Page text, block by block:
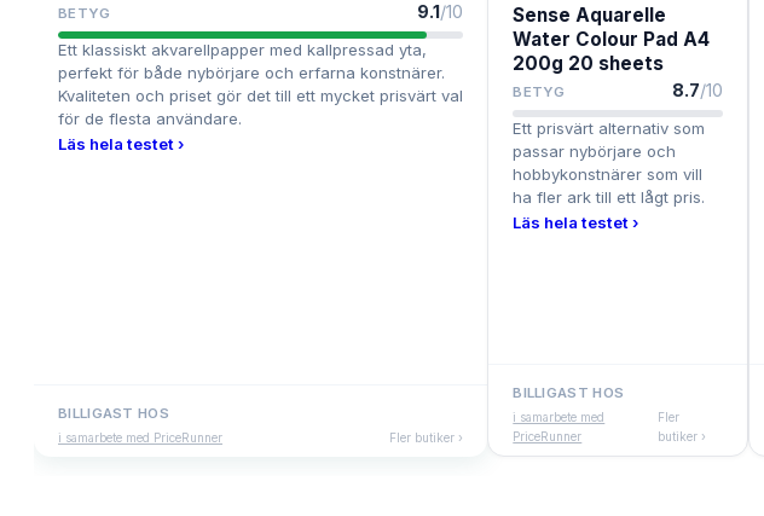
BETYG 9.1/10
Ett klassiskt akvarellpapper med kallpressad yta,
perfekt för både nybörjare och erfarna konstnärer.
Kvaliteten och priset gör det till ett mycket prisvärt val
för de flesta användare.
Läs hela testet ›
BILLIGAST HOS
i samarbete med PriceRunner Fler butiker ›
Sense Aquarelle
Water Colour Pad A4
200g 20 sheets
BETYG 8.7/10
Ett prisvärt alternativ som
passar nybörjare och
hobbykonstnärer som vill
ha fler ark till ett lågt pris.
Läs hela testet ›
BILLIGAST HOS
i samarbete med
PriceRunner
Fler
butiker ›